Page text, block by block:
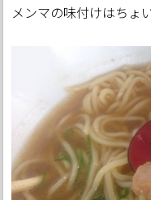
メンマの味付けはちょ